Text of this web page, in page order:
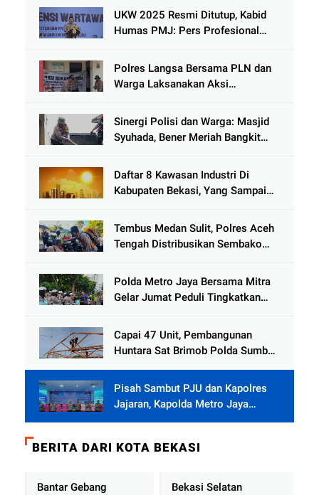
Kenjeran
UKW 2025 Resmi Ditutup, Kabid
Humas PMJ: Pers Profesional
Hoaks
Polres Langsa Bersama PLN dan
Warga Laksanakan Aksi
Tamiang
Sinergi Polisi dan Warga: Masjid
Syuhada, Bener Meriah Bangkit
Daftar 8 Kawasan Industri Di
Kabupaten Bekasi, Yang Sampai
Tembus Medan Sulit, Polres Aceh
Tengah Distribusikan Sembako
Jamat
Polda Metro Jaya Bersama Mitra
Gelar Jumat Peduli Tingkatkan
Capai 47 Unit, Pembangunan
Huntara Sat Brimob Polda Sumbar
Pisah Sambut PJU dan Kapolres
Jajaran, Kapolda Metro Jaya
Tekankan Pelayanan Publik
BERITA DARI KOTA BEKASI
Bantar Gebang Bekasi Selatan